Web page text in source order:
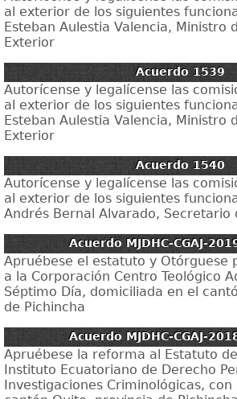
al exterior de los siguientes
Esteban Aulestia Valencia, Ministro
Exterior
Acuerdo 1539
Autorícense y legalícense las
al exterior de los siguientes
Esteban Aulestia Valencia, Ministro
Exterior
Acuerdo 1540
Autorícense y legalícense las
al exterior de los siguientes
Andrés Bernal Alvarado, Secretario
Acuerdo MJDHC-CGAJ-
Apruébese el estatuto y Otórguese
a la Corporación Centro Teológico
Séptimo Día, domiciliada en el
de Pichincha
Acuerdo MJDHC-CGAJ-
Apruébese la reforma al Estatuto
Instituto Ecuatoriano de Derecho
Investigaciones Criminológicas,